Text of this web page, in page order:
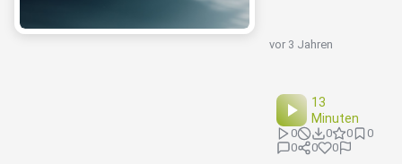
vor 3 Jahren
13
Minuten
0 0 0
0
0
0 0